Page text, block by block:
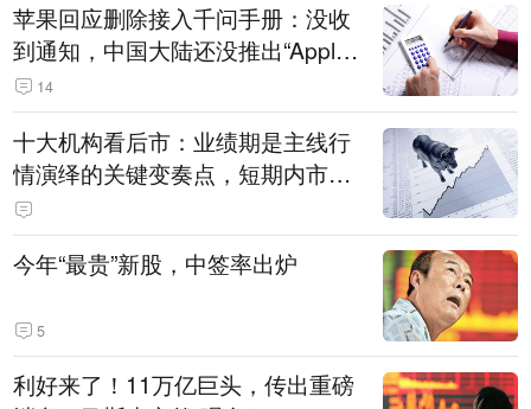
苹果回应删除接入千问手册：没收
到通知，中国大陆还没推出“Apple
智能使用千问”功能
14
十大机构看后市：业绩期是主线行
情演绎的关键变奏点，短期内市场
或继续反弹，关注三条业绩主线
今年“最贵”新股，中签率出炉
5
利好来了！11万亿巨头，传出重磅